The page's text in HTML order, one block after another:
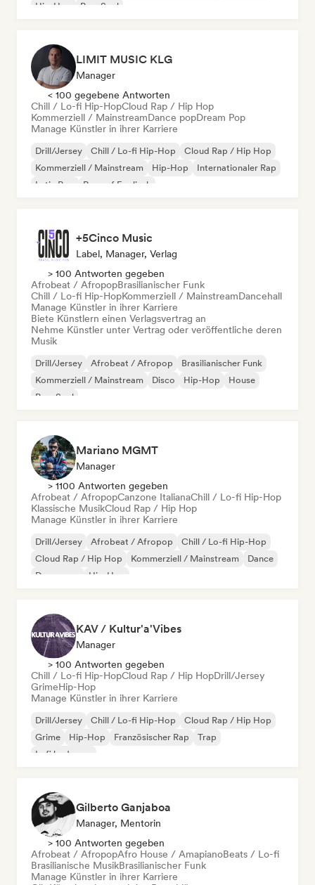
Hip-Hop
Pop-Soul
LIMIT MUSIC KLG
Manager
< 100 gegebene Antworten
Chill / Lo-fi Hip-HopCloud Rap / Hip Hop
Kommerziell / MainstreamDance popDream Pop
Manage Künstler in ihrer Karriere
Drill/Jersey Chill / Lo-fi Hip-Hop
Cloud Rap / Hip Hop
Kommerziell / Mainstream
Hip-Hop
Internationaler Rap
Latin Pop
Rap auf Englisch
+5Cinco Music
Label, Manager, Verlag
> 100 Antworten gegeben
Afrobeat / AfropopBrasilianischer Funk
Chill / Lo-fi Hip-HopKommerziell / MainstreamDancehall
Manage Künstler in ihrer Karriere
Biete Künstlern einen Verlagsvertrag an
Nehme Künstler unter Vertrag oder veröffentliche deren
Musik
Drill/Jersey Afrobeat / Afropop
Brasilianischer Funk
Kommerziell / Mainstream
Disco Hip-Hop
House
Pop-Soul
Mariano MGMT
Manager
> 1100 Antworten gegeben
Afrobeat / AfropopCanzone ItalianaChill / Lo-fi Hip-Hop
Klassische MusikCloud Rap / Hip Hop
Manage Künstler in ihrer Karriere
Drill/Jersey Afrobeat / Afropop
Chill / Lo-fi Hip-Hop
Cloud Rap / Hip Hop
Kommerziell / Mainstream
Dance
Dance pop
Hip-Hop
KAV / Kultur'a'Vibes
Manager
> 100 Antworten gegeben
Chill / Lo-fi Hip-HopCloud Rap / Hip HopDrill/Jersey
GrimeHip-Hop
Manage Künstler in ihrer Karriere
Drill/Jersey Chill / Lo-fi Hip-Hop
Cloud Rap / Hip Hop
Grime
Hip-Hop Französischer Rap
Trap
Lofi bedroom
Gilberto Ganjaboa
Manager, Mentorin
> 100 Antworten gegeben
Afrobeat / AfropopAfro House / AmapianoBeats / Lo-fi
Brasilianische MusikBrasilianischer Funk
Manage Künstler in ihrer Karriere